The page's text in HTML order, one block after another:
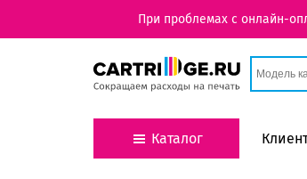
При проблемах с онлайн-
Каталог